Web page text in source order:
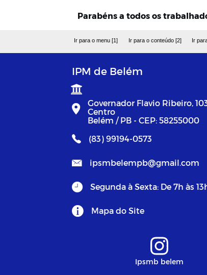
Parabéns a todos os
Ir para o menu [1] Ir para o conteúdo [2] Ir
IPM de Belém
Governador Flavio Ribeiro,
Centro
Belém / PB - CEP: 58255000
(83) 99194-0573
ipsmbelempb@gmail.com
Segunda à Sexta: De 7h às
Mapa do Site
Ipsmb belem